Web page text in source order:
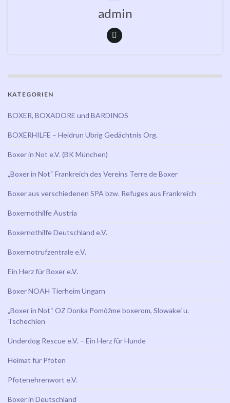
admin
KATEGORIEN
BOXER, BOXADORE und BARDINOS
BOXERHILFE – Heidrun Ubrig Gedächtnis Org.
Boxer in Not e.V. (BK München)
„Boxer in Not“ Frankreich des Vereins Terre de Boxer
Boxer aus verschiedenen SPA bzw. Refuges aus Frankreich
Boxernothilfe Austria
Boxernothilfe Deutschland e.V.
Boxernotrufzentrale e.V.
Ein Herz für Boxer e.V.
Boxer NOAH Tierheim Ungarn
„Boxer in Not“ OZ Donka Pomôžme boxerom, Slowakei u.
Tschechien
Underdog Rescue e.V. – Ein Herz für Hunde
Heimat für Pfoten
Pfotenehrenwort e.V.
Boxer in Deutschland